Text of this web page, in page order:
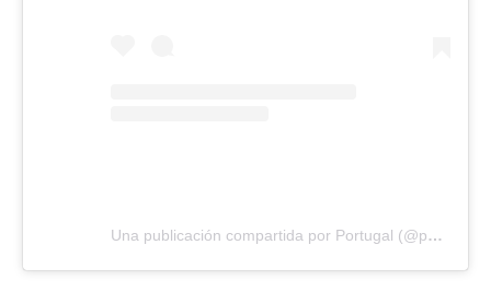
Una publicación compartida por Portugal (@portugal)